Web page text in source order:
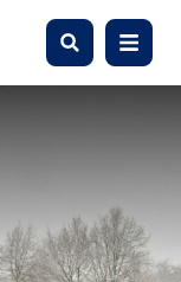
Zoeken Menu